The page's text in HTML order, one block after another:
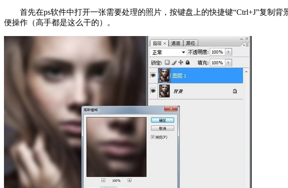
首先在ps软件中打开一张需要处理的照片，按键盘上的快捷键“Ctrl+J”复制背
便操作（高手都是这么干的）。